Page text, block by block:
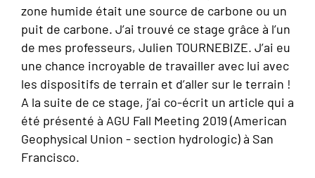
zone humide était une source de carbone ou un
puit de carbone. J’ai trouvé ce stage grâce à l’un
de mes professeurs, Julien TOURNEBIZE. J’ai eu
une chance incroyable de travailler avec lui avec
les dispositifs de terrain et d’aller sur le terrain !
A la suite de ce stage, j’ai co-écrit un article qui a
été présenté à AGU Fall Meeting 2019(American
Geophysical Union - section hydrologic) à San
Francisco.